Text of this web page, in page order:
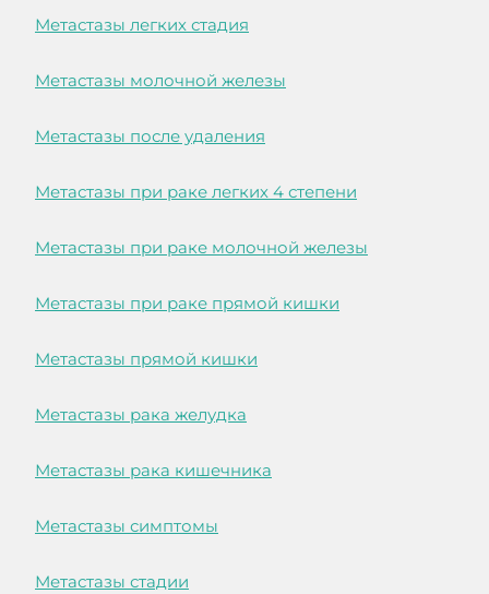
Метастазы легких стадия
Метастазы молочной железы
Метастазы после удаления
Метастазы при раке легких 4 степени
Метастазы при раке молочной железы
Метастазы при раке прямой кишки
Метастазы прямой кишки
Метастазы рака желудка
Метастазы рака кишечника
Метастазы симптомы
Метастазы стадии